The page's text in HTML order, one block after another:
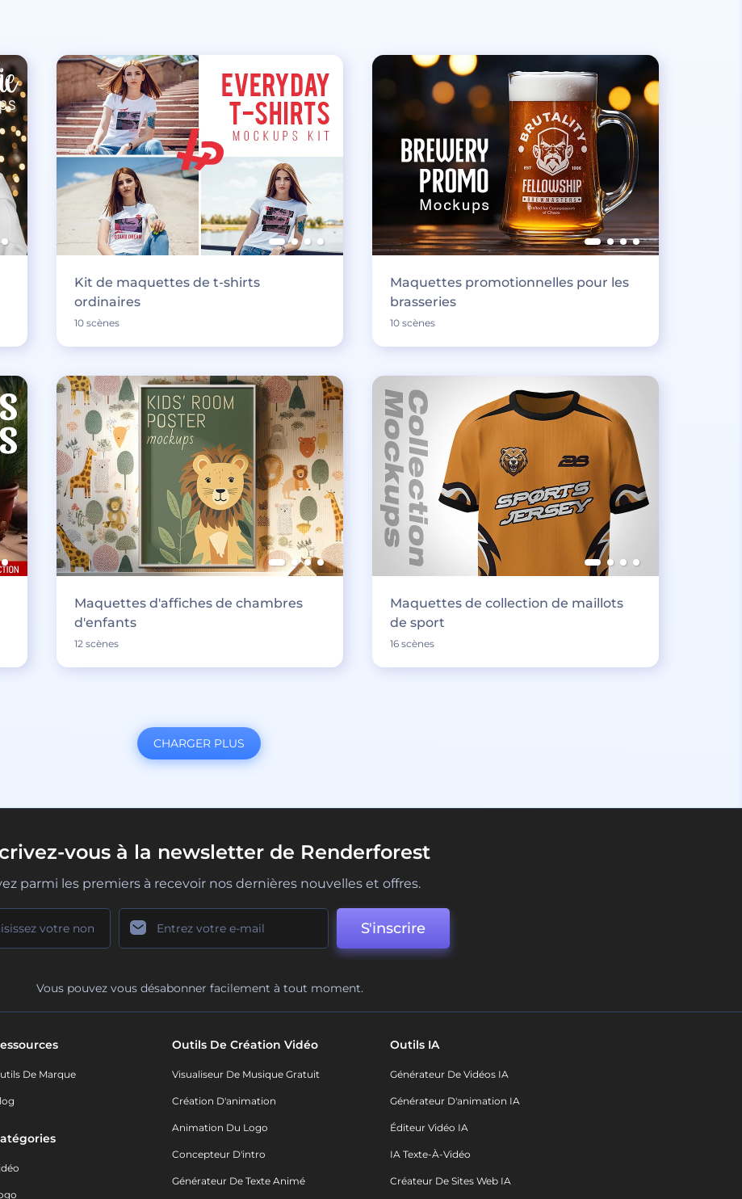
Kit de maquettes de t-shirts
ordinaires
10 scènes
Maquettes promotionnelles pour les
brasseries
10 scènes
Maquettes d'affiches de chambres
d'enfants
12 scènes
Maquettes de collection de maillots
de sport
16 scènes
CHARGER PLUS
vous à la newsletter de Renderforest
parmi les premiers à recevoir nos dernières nouvelles et offres.
S'inscrire
Vous pouvez vous désabonner facilement à tout moment.
De Marque
Outils De Création Vidéo
Visualiseur De Musique Gratuit
Création D'animation
Animation Du Logo
Concepteur D'intro
Générateur De Texte Animé
Outils IA
Générateur De Vidéos IA
Générateur D'animation IA
Éditeur Vidéo IA
IA Texte-À-Vidéo
Créateur De Sites Web IA